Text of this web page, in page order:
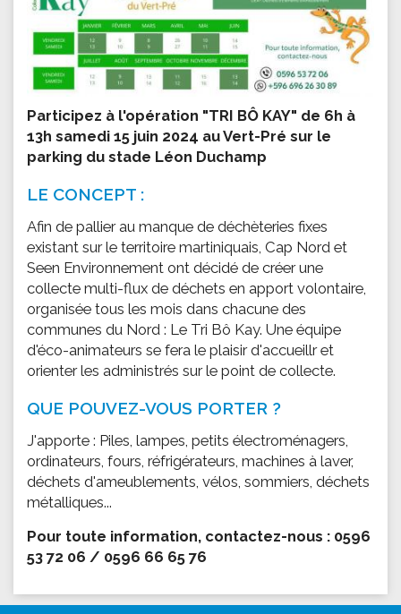
Participez à l'opération "TRI BÔ KAY" de 6h à
13h samedi 15 juin 2024 au Vert-Pré sur le
parking du stade Léon Duchamp
LE CONCEPT :
Afin de pallier au manque de déchèteries fixes
existant sur le territoire martiniquais, Cap Nord et
Seen Environnement ont décidé de créer une
collecte multi-flux de déchets en apport volontaire,
organisée tous les mois dans chacune des
communes du Nord : Le Tri Bô Kay. Une équipe
d'éco-animateurs se fera le plaisir d'accueillr et
orienter les administrés sur le point de collecte.
QUE POUVEZ-VOUS PORTER ?
J'apporte : Piles, lampes, petits électroménagers,
ordinateurs, fours, réfrigérateurs, machines à laver,
déchets d'ameublements, vélos, sommiers, déchets
métalliques...
Pour toute information, contactez-nous : 0596
53 72 06 / 0596 66 65 76